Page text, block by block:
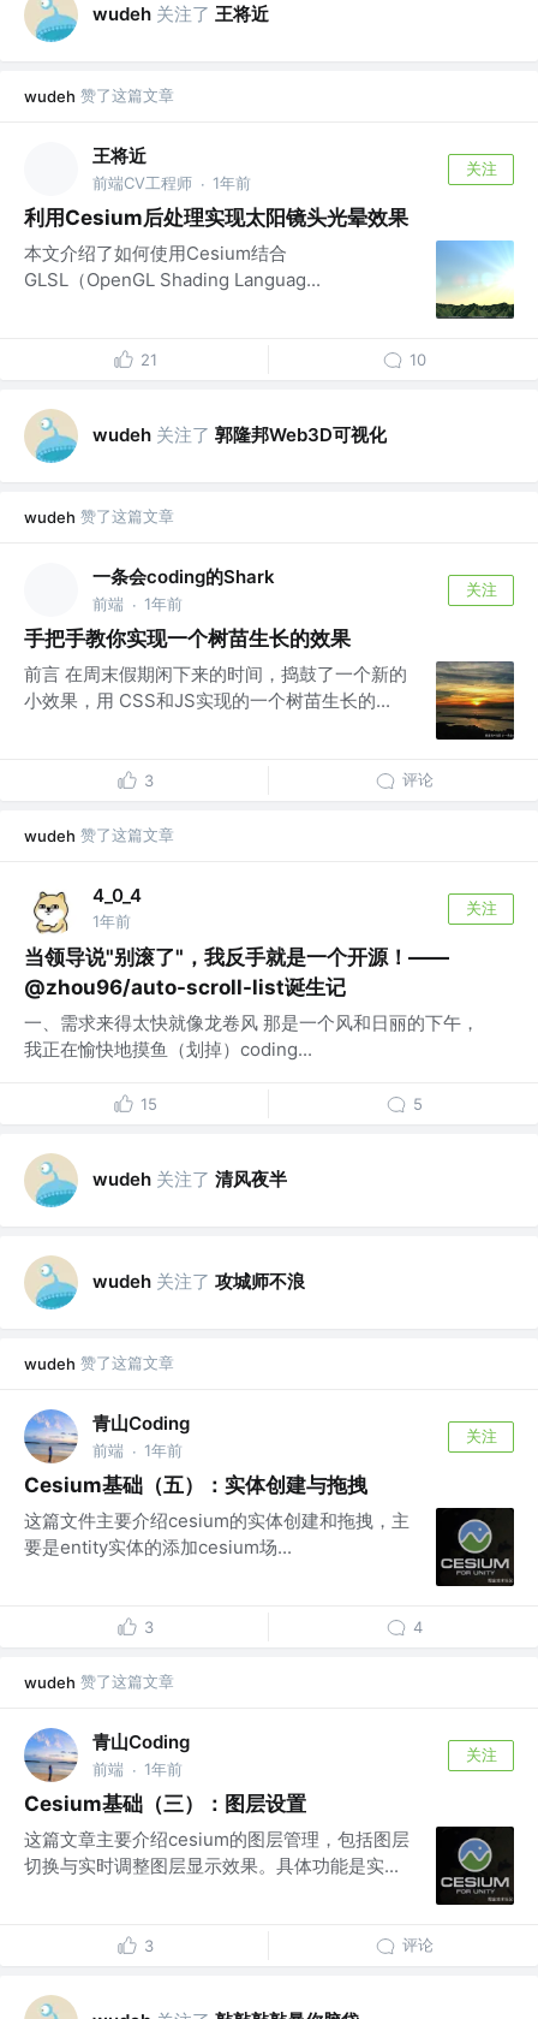
wudeh 关注了 王将近
wudeh 赞了这篇文章
王将近
前端CV工程师 · 1年前
关注
利用Cesium后处理实现太阳镜头光晕效果
本文介绍了如何使用Cesium结合
GLSL（OpenGL Shading Languag...
21 10
wudeh 关注了 郭隆邦Web3D可视化
wudeh 赞了这篇文章
一条会coding的Shark
前端 · 1年前
关注
手把手教你实现一个树苗生长的效果
前言 在周末假期闲下来的时间，捣鼓了一个新的
小效果，用 CSS和JS实现的一个树苗生长的...
3 评论
wudeh 赞了这篇文章
4_0_4
1年前
关注
当领导说"别滚了"，我反手就是一个开源！——
@zhou96/auto-scroll-list诞生记
一、需求来得太快就像龙卷风 那是一个风和日丽的下午，
我正在愉快地摸鱼（划掉）coding...
15 5
wudeh 关注了 清风夜半
wudeh 关注了 攻城师不浪
wudeh 赞了这篇文章
青山Coding
前端 · 1年前
关注
Cesium基础（五）：实体创建与拖拽
这篇文件主要介绍cesium的实体创建和拖拽，主
要是entity实体的添加cesium场...
3 4
wudeh 赞了这篇文章
青山Coding
前端 · 1年前
关注
Cesium基础（三）：图层设置
这篇文章主要介绍cesium的图层管理，包括图层
切换与实时调整图层显示效果。具体功能是实...
3 评论